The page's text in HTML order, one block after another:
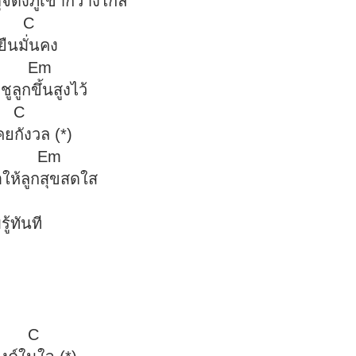
ป ให้ลูกยืนมั่นคง
ครยกชูลูกขึ้นสูงไว้
ม่เคยกังวล (*)
ค์ในใจ ทำให้ลูกสุขสดใส
านใจ ลูกรับรู้ทันที